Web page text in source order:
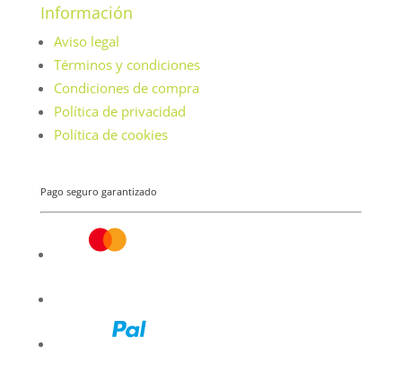
Información
Aviso legal
Términos y condiciones
Condiciones de compra
Política de privacidad
Política de cookies
Pago seguro garantizado